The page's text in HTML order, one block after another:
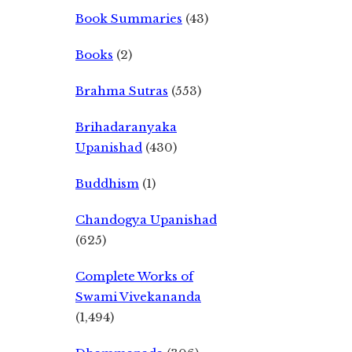
Book Summaries (43)
Books (2)
Brahma Sutras (553)
Brihadaranyaka
Upanishad (430)
Buddhism (1)
Chandogya Upanishad
(625)
Complete Works of
Swami Vivekananda
(1,494)